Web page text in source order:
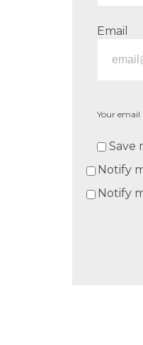
Email
Your email
Save
Notify
Notify